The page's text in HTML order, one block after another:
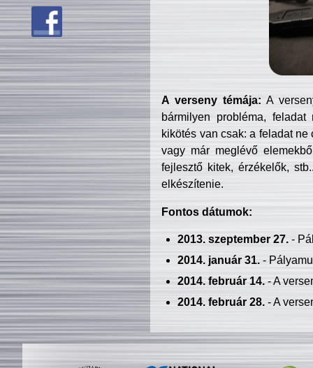
A verseny témája: A
bármilyen probléma, feladat
kikötés van csak: a feladat
vagy már meglévő
fejlesztő kitek, érzékelők,
elkészítenie.
Fontos dátumok:
2013. szeptember 27.-
2014. január 31.-
2014. február 14.- A
2014. február 28.- A